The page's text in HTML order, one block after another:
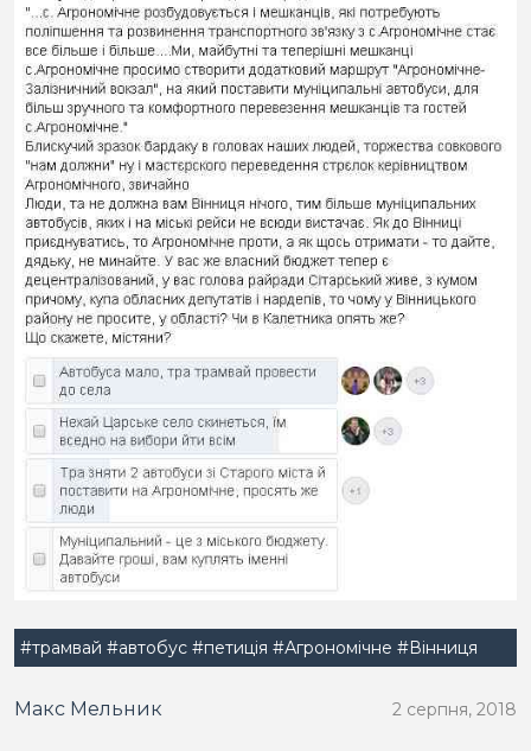
#трамвай #автобус #петиція #Агрономічне #Вінниця
Макс Мельник 2 серпня, 2018